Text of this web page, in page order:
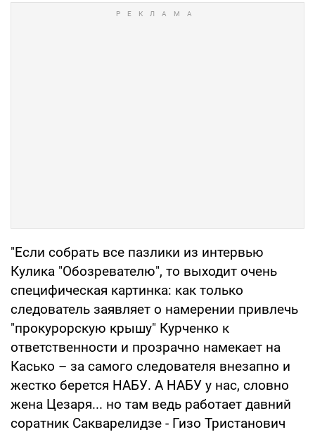
"Если собрать все пазлики из интервью
Кулика "Обозревателю", то выходит очень
специфическая картинка: как только
следователь заявляет о намерении привлечь
"прокурорскую крышу" Курченко к
ответственности и прозрачно намекает на
Касько – за самого следователя внезапно и
жестко берется НАБУ. А НАБУ у нас, словно
жена Цезаря... но там ведь работает давний
соратник Сакварелидзе - Гизо Тристанович